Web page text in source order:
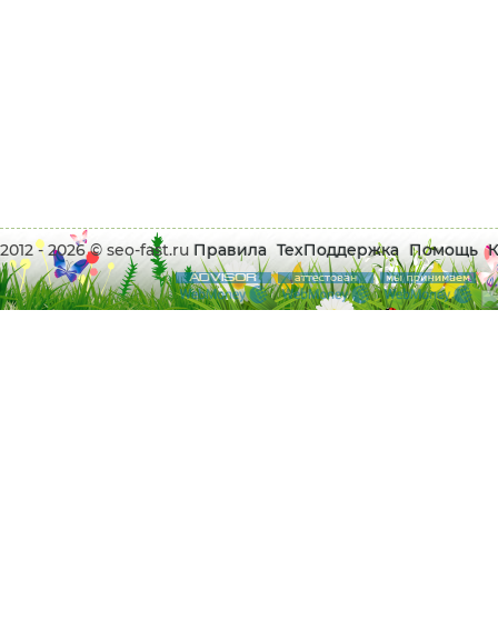
2012 - 2026 © seo-fast.ru Правила ТехПоддержка Помощь